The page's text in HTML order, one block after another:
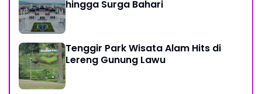
hingga Surga Bahari
Tenggir Park Wisata Alam Hits di
Lereng Gunung Lawu